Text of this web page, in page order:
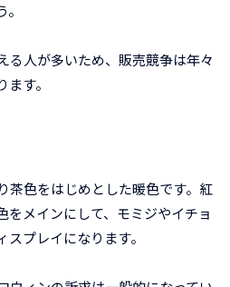
る人が多いため、販売競争は年々
す。
茶色をはじめとした暖色です。紅
をメインにして、モミジやイチョ
プレイになります。